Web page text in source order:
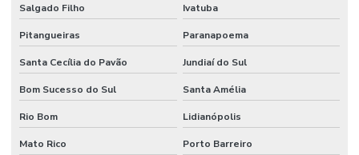
Salgado Filho Ivatuba
Pitangueiras Paranapoema
Santa Cecília do Pavão Jundiaí do Sul
Bom Sucesso do Sul Santa Amélia
Rio Bom Lidianópolis
Mato Rico Porto Barreiro